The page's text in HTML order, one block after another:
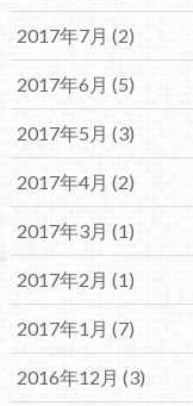
2017年7月 (2)
2017年6月 (5)
2017年5月 (3)
2017年4月 (2)
2017年3月 (1)
2017年2月 (1)
2017年1月 (7)
2016年12月 (3)